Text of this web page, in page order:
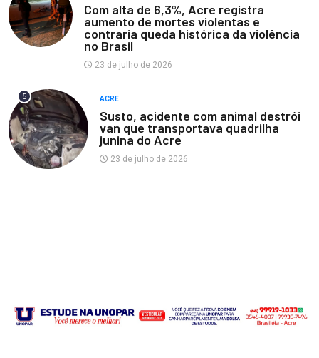
Com alta de 6,3%, Acre registra
aumento de mortes violentas e
contraria queda histórica da violência
no Brasil
23 de julho de 2026
5 ACRE
Susto, acidente com animal destrói
van que transportava quadrilha
junina do Acre
23 de julho de 2026